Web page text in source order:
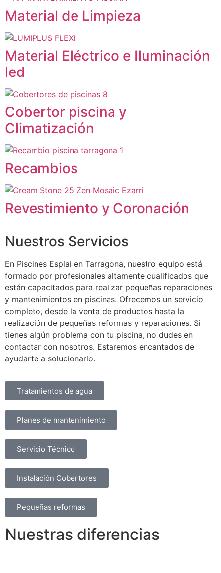
Material de Limpieza
Material Eléctrico e Iluminación
led
Cobertor piscina y
Climatización
Recambios
Revestimiento y Coronación
Nuestros Servicios
En Piscines Esplai en Tarragona, nuestro equipo está
formado por profesionales altamente cualificados que
están capacitados para realizar pequeñas reparaciones
y mantenimientos en piscinas. Ofrecemos un servicio
completo, desde la venta de productos hasta la
realización de pequeñas reformas y reparaciones. Si
tienes algún problema con tu piscina, no dudes en
contactar con nosotros. Estaremos encantados de
ayudarte a solucionarlo.
Tratamientos de agua
Planes de mantenimiento
Servicio Técnico
Instalación Cobertores
Pequeñas reformas
Nuestras diferencias